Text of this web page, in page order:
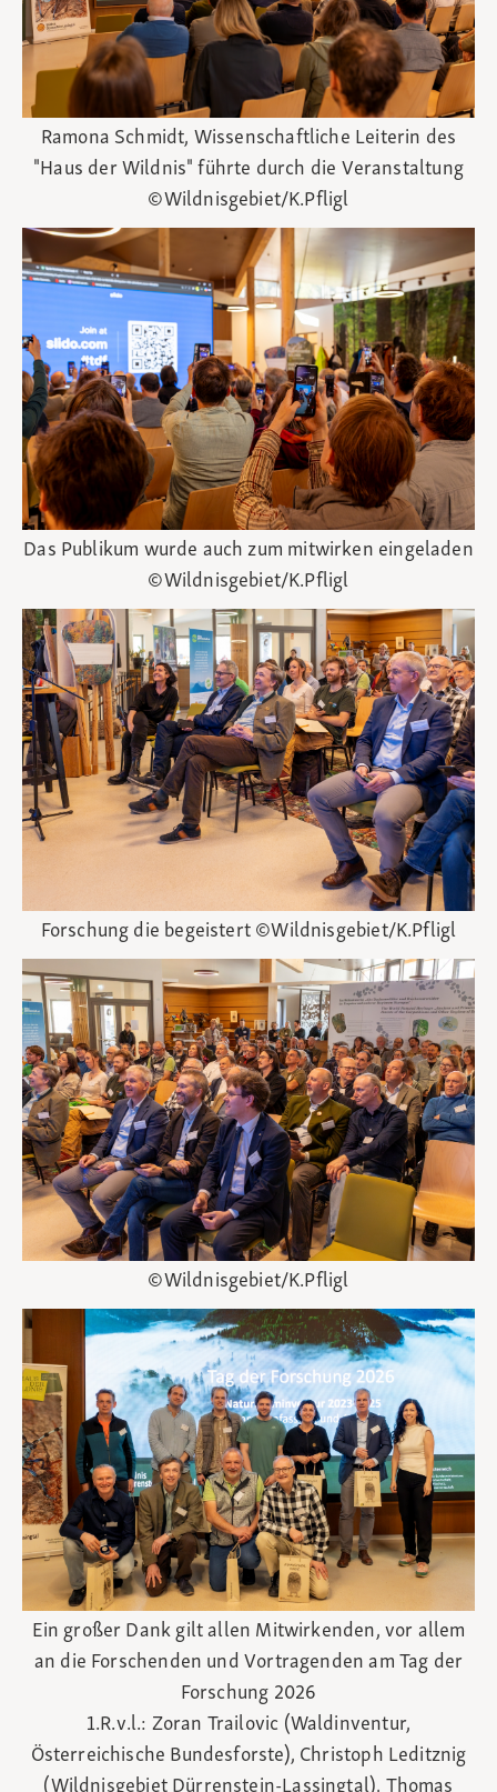
Ramona Schmidt, Wissenschaftliche Leiterin des
"Haus der Wildnis" führte durch die Veranstaltung
©Wildnisgebiet/K.Pfligl
Das Publikum wurde auch zum mitwirken eingeladen
©Wildnisgebiet/K.Pfligl
Forschung die begeistert ©Wildnisgebiet/K.Pfligl
©Wildnisgebiet/K.Pfligl
Ein großer Dank gilt allen Mitwirkenden, vor allem
an die Forschenden und Vortragenden am Tag der
Forschung 2026
1.R.v.l.: Zoran Trailovic (Waldinventur,
Österreichische Bundesforste), Christoph Leditznig
(Wildnisgebiet Dürrenstein-Lassingtal), Thomas